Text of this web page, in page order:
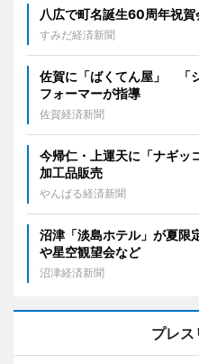
八広で町名誕生60周年祝
すみだ経済新聞
佐賀に「ばくてん屋」 「
フォーマーが指導
佐賀経済新聞
今帰仁・上運天に「ナギ
加工品販売
やんばる経済新聞
沼津「淡島ホテル」が夏
や星空観望会など
沼津経済新聞
プレス